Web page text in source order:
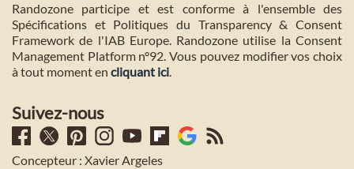
Randozone participe et est conforme à l'ensemble des
Spécifications et Politiques du Transparency & Consent
Framework de l'IAB Europe. Randozone utilise la Consent
Management Platform n°92. Vous pouvez modifier vos choix
à tout moment en cliquant ici.
Suivez-nous
Concepteur : Xavier Argeles